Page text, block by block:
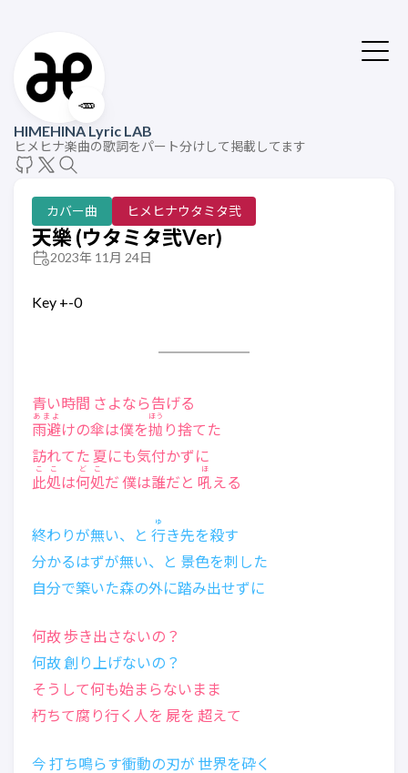
🥕
HIMEHINA Lyric LAB
ヒメヒナ楽曲の歌詞をパート分けして掲載してます
カバー曲 ヒメヒナウタミタ弐
天樂 (ウタミタ弐Ver)
2023年 11月 24日
Key +-0
青い時間 さよなら告げる
雨避
あまよ
けの傘は僕を抛
ほう
り捨てた
訪れてた 夏にも気付かずに
此処
ここ
は何処
どこ
だ 僕は誰だと 吼
ほ
える
終わりが無い、と 行
ゆ
き先を殺す
分かるはずが無い、と 景色を刺した
自分で築いた森の外に踏み出せずに
何故 歩き出さないの？
何故 創り上げないの？
そうして何も始まらないまま
朽ちて腐り行く人を 屍を 超えて
今 打ち鳴らす衝動の刃が 世界を砕く